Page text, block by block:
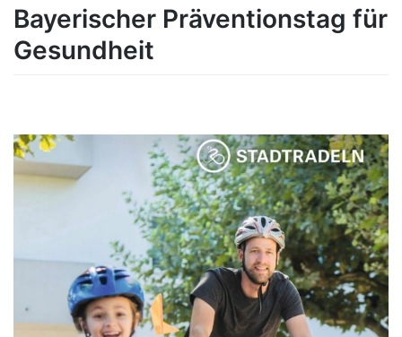
Bayerischer Präventionstag für
Gesundheit